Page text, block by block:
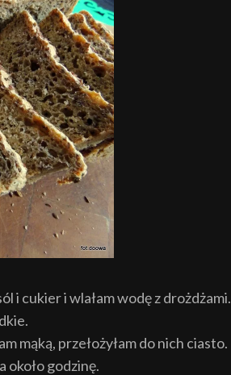
i cukier i wlałam wodę z drożdżami.
mąką, przełożyłam do nich ciasto.
około godzinę.